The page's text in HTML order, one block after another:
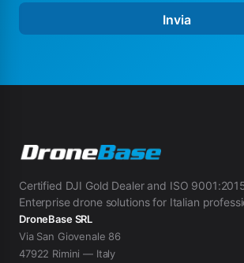
Invia
Certified DJI Gold Dealer and ISO
Enterprise drone solutions for Italian
DroneBase SRL
Via San Giovenale 86
47922 Rimini — Italy